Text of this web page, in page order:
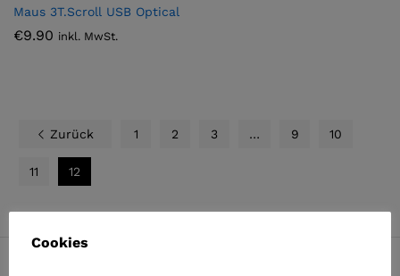
Maus 3T.Scroll USB Optical
€9.90 inkl. MwSt.
Zurück 1 2 3 … 9 10
11 12
Cookies